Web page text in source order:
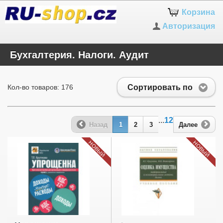
Корзина
Авторизация
Бухгалтерия. Налоги. Аудит
Сортировать по
Кол-во товаров: 176
Назад 1 2 3
...12
Далее
НОВЫЙ НОВЫЙ